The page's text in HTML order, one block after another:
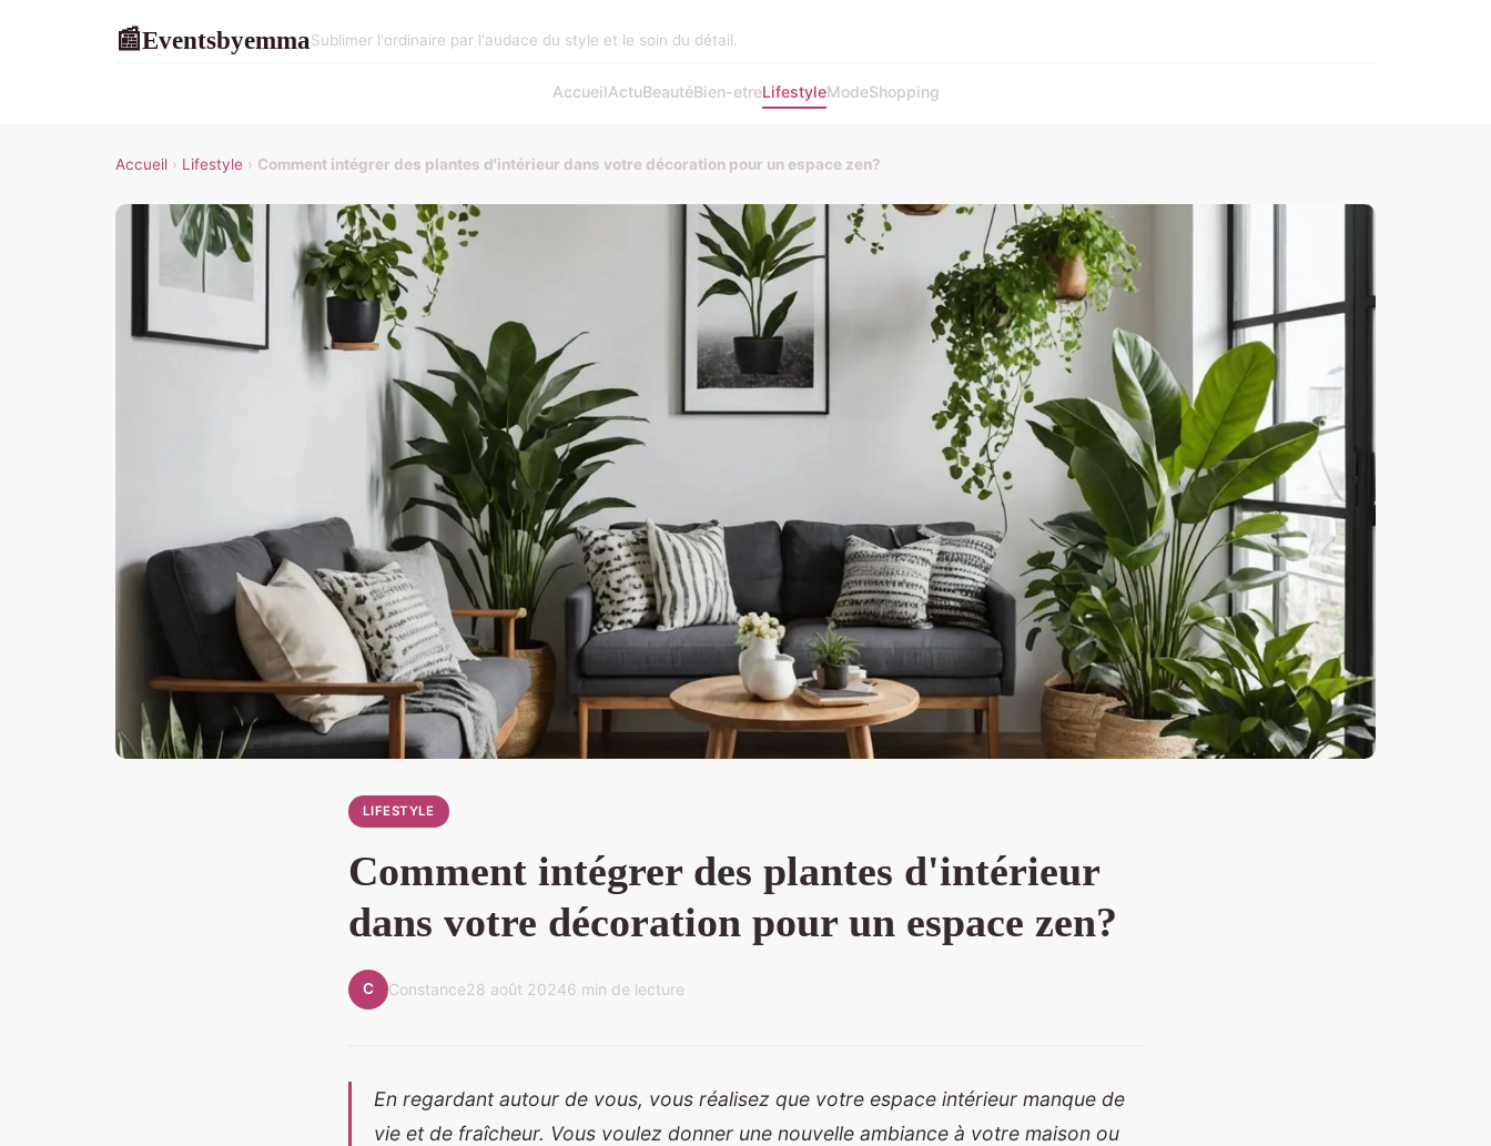
📰EventsbyemmaSublimer l'ordinaire par l'audace du style et le soin du détail.
AccueilActuBeautéBien-etreLifestyleModeShopping
Accueil › Lifestyle › Comment intégrer des plantes d'intérieur dans votre décoration pour un espace zen?
LIFESTYLE
Comment intégrer des plantes d'intérieur
dans votre décoration pour un espace zen?
C Constance28 août 20246 min de lecture
En regardant autour de vous, vous réalisez que votre espace intérieur manque de
vie et de fraîcheur. Vous voulez donner une nouvelle ambiance à votre maison ou